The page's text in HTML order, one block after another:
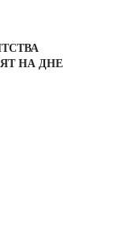
НА ДНЕ